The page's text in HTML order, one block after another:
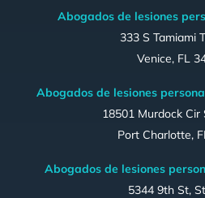
Abogados de lesiones
333 S Tamiami
Venice, FL
Abogados de lesiones
18501 Murdock Cir
Port Charlotte,
Abogados de lesiones
5344 9th St,